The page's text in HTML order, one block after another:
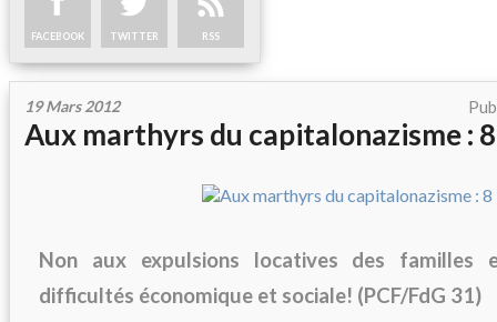
FACEBOOK TWITTER RSS
19 Mars 2012
Aux marthyrs du capitalonazisme : 8
Non aux expulsions locatives des familles
difficultés économique et sociale! (PCF/FdG 31)